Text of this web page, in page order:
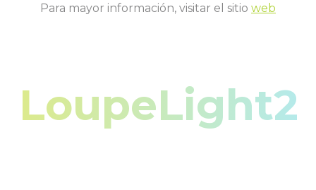
Para mayor información, visitar el sitio web
LoupeLight2